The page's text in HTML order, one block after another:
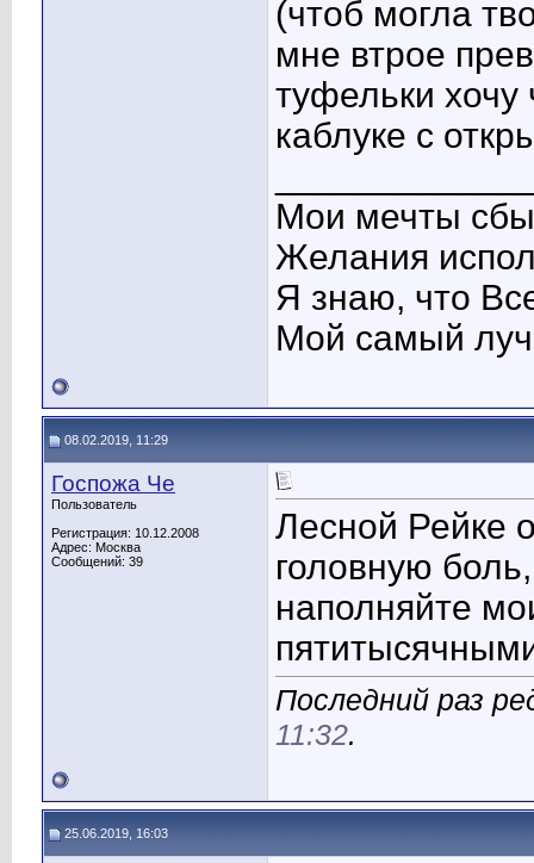
(чтоб могла
мне втрое
туфельки
каблуке с
Мои мечты
Желания
Я знаю, что
Мой самый
08.02.2019, 11:29
Госпожа Че
Пользователь
Регистрация: 10.12.2008
Адрес: Москва
Сообщений: 39
Лесной Рейке
головную
наполняйте
Последний раз
11:32.
25.06.2019, 16:03